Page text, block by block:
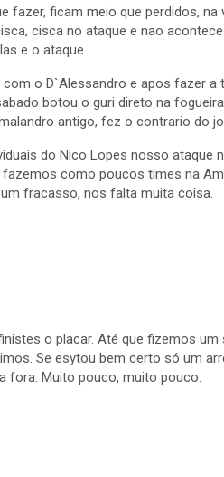
fazer, ficam meio que perdidos, na
cisca no ataque e nao
e o ataque.
com o D`Alessandro e apos fazer
botou o guri direto na
antigo, fez o contrario do
do Nico Lopes nosso ataque
como poucos times na
fracasso, nos falta muita coisa.
o placar. Até que fizemos
Se esytou bem certo só um
fora. Muito pouco, muito pouco.